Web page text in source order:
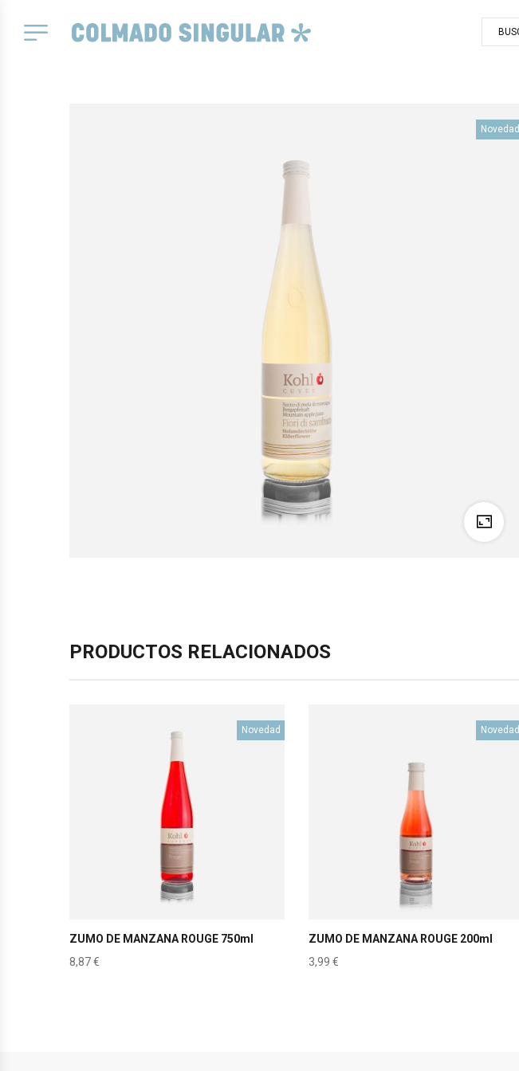
Novedad
PRODUCTOS RELACIONADOS
Novedad
ZUMO DE MANZANA ROUGE 750ml
8,87€
Novedad
ZUMO DE MANZANA ROUGE 200ml
3,99 €